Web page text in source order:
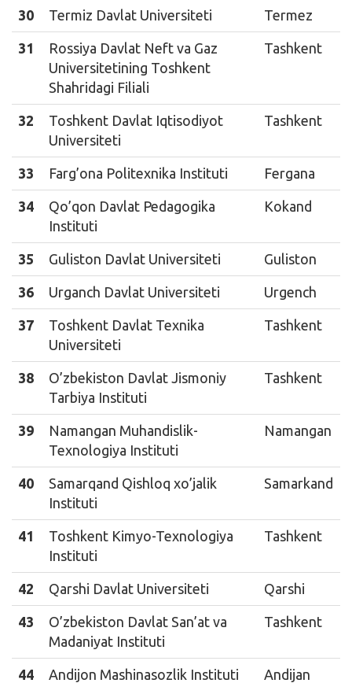
30 Termiz Davlat Universiteti Termez
31
Rossiya Davlat Neft va Gaz
Universitetining Toshkent
Shahridagi Filiali
Tashkent
32
Toshkent Davlat Iqtisodiyot
Universiteti
Tashkent
33 Farg’ona Politexnika Instituti Fergana
34
Qo’qon Davlat Pedagogika
Instituti
Kokand
35 Guliston Davlat Universiteti Guliston
36 Urganch Davlat Universiteti Urgench
37
Toshkent Davlat Texnika
Universiteti
Tashkent
38
O’zbekiston Davlat Jismoniy
Tarbiya Instituti
Tashkent
39
Namangan Muhandislik-
Texnologiya Instituti
Namangan
40
Samarqand Qishloq xo’jalik
Instituti
Samarkand
41
Toshkent Kimyo-Texnologiya
Instituti
Tashkent
42 Qarshi Davlat Universiteti Qarshi
43
O’zbekiston Davlat San’at va
Madaniyat Instituti
Tashkent
44 Andijon Mashinasozlik Instituti Andijan